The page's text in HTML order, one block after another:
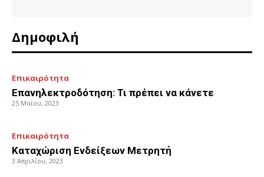
Δημοφιλή
Επικαιρότητα
Επανηλεκτροδότηση: Τι πρέπει να κάνετε
25 Μαΐου, 2023
Επικαιρότητα
Καταχώριση Ενδείξεων Μετρητή
3 Απριλίου, 2023